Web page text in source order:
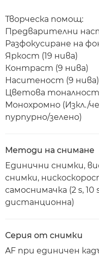
Творческа помощ:
Предварителни
Разфокусиране на
Яркост (19 нива)
Контраст (9 нива)
Наситеност (9 нива)
Цветова тоналност
Монохромно (Изкл./
пурпурно/зелено)
Методи на снимане
Единични снимки,
снимки,
самоснимачка (2 s,
дистанционна)
Серия от снимки
AF при единичен